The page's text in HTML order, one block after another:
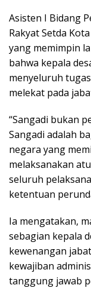
Asisten I Bidang
Rakyat Setda
yang memimpin
bahwa kepala
menyeluruh
melekat pada
“Sangadi bukan
Sangadi adalah
negara yang
melaksanakan
seluruh
ketentuan
Ia mengatakan,
sebagian kepala
kewenangan
kewajiban
tanggung jawab